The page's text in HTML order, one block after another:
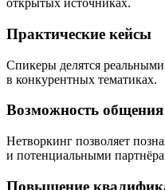
открытых источниках.
Практические кейсы
Спикеры делятся
в конкурентных тематиках.
Возможность общения
Нетворкинг позволяет
и потенциальными
Повышение